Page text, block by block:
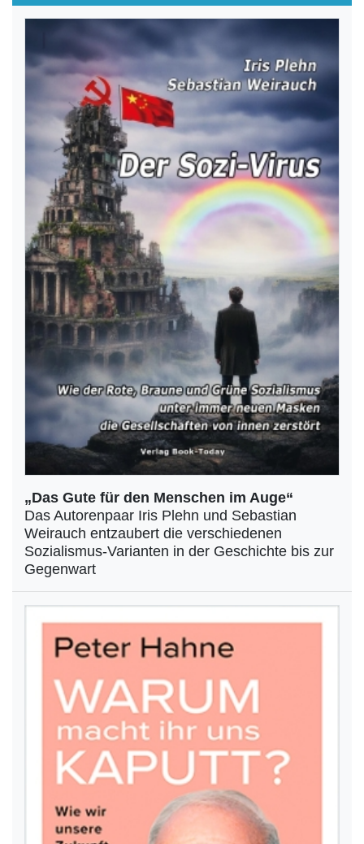
„Das Gute für den Menschen im Auge“
Das Autorenpaar Iris Plehn und Sebastian
Weirauch entzaubert die verschiedenen
Sozialismus-Varianten in der Geschichte bis zur
Gegenwart